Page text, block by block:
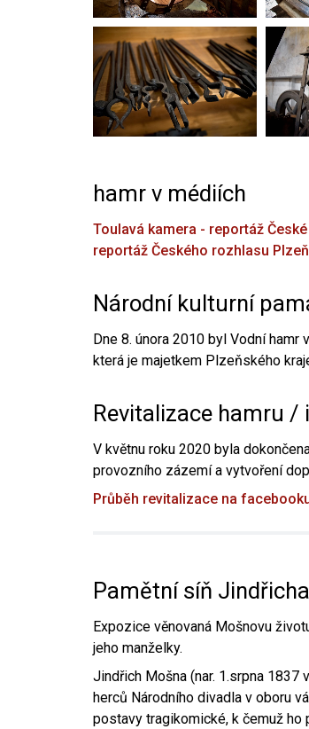
hamr v médiích
Toulavá kamera - reportáž
reportáž Českého rozhlasu Plzeň
Národní kulturní
Dne 8. února 2010 byl Vodní
která je majetkem Plzeňského
Revitalizace hamru /
V květnu roku 2020 byla
provozního zázemí a vytvoření
Průběh revitalizace na
Pamětní síň
Expozice věnovaná Mošnovu
jeho manželky.
Jindřich Mošna (nar. 1.srpna
herců Národního divadla v oboru
postavy tragikomické, k čemuž